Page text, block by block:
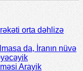
orta dəhlizə
da, İranın nüvə
Arayik